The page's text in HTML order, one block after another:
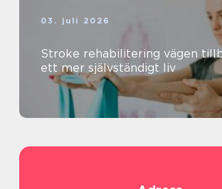
03. juli 2026
Stroke rehabilitering vägen tillbaka till
ett mer självständigt liv